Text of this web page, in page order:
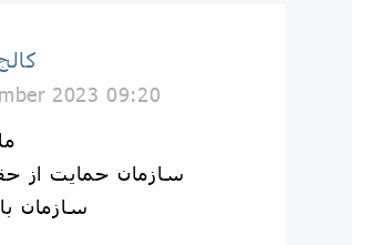
2023 09:20
سازمان حمایت از
سازمان